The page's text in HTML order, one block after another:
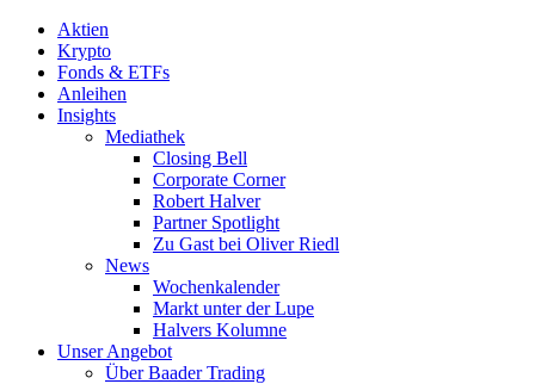
Aktien
Krypto
Fonds & ETFs
Anleihen
Insights
Mediathek
Closing Bell
Corporate Corner
Robert Halver
Partner Spotlight
Zu Gast bei Oliver Riedl
News
Wochenkalender
Markt unter der Lupe
Halvers Kolumne
Unser Angebot
Über Baader Trading